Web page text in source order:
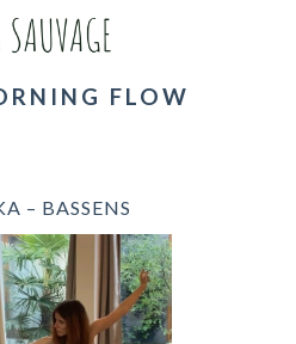
FLOW
– BASSENS